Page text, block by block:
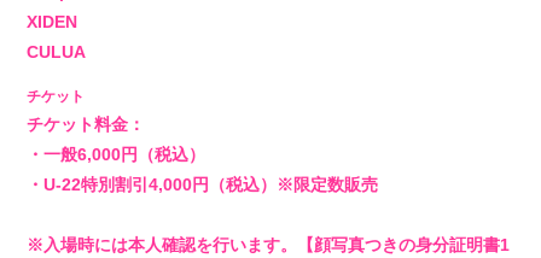
XIDEN
CULUA
チケット
チケット料金：
・一般6,000円（税込）
・U-22特別割引4,000円（税込）※限定数販売
※入場時には本人確認を行います。【顔写真つきの身分証明書1